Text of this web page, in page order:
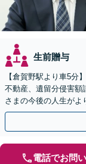
生前贈与
【倉賀野駅より車5分
不動産、遺留分侵害額
さまの今後の人生がよ
で時間外面談可】【ビ
電話でお問